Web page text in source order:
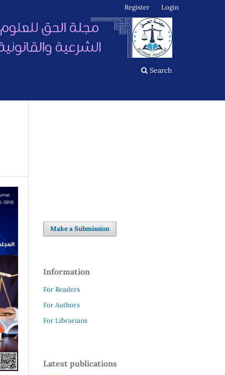
Search
Register Login
Make a Submission
Information
For Readers
For Authors
For Librarians
Latest publications